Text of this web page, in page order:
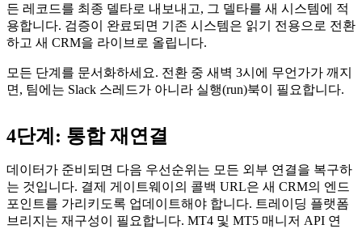
든 레코드를 최종 델타로 내보내고, 그 델타를 새 시스템에 적
용합니다. 검증이 완료되면 기존 시스템은 읽기 전용으로 전환
하고 새 CRM을 라이브로 올립니다.
모든 단계를 문서화하세요. 전환 중 새벽 3시에 무언가가 깨지
면, 팀에는 Slack 스레드가 아니라 실행(run)북이 필요합니다.
4단계: 통합 재연결
데이터가 준비되면 다음 우선순위는 모든 외부 연결을 복구하
는 것입니다. 결제 게이트웨이의 콜백 URL은 새 CRM의 엔드
포인트를 가리키도록 업데이트해야 합니다. 트레이딩 플랫폼
브리지는 재구성이 필요합니다. MT4 및 MT5 매니저 API 연